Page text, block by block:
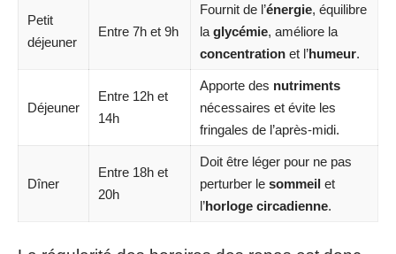
Petit
déjeuner
Entre 7h et 9h
Fournit de l’énergie, équilibre
la glycémie, améliore la
concentration et l’humeur.
Déjeuner
Entre 12h et
14h
Apporte des nutriments
nécessaires et évite les
fringales de l’après-midi.
Dîner
Entre 18h et
20h
Doit être léger pour ne pas
perturber le sommeil et
l’horloge circadienne.